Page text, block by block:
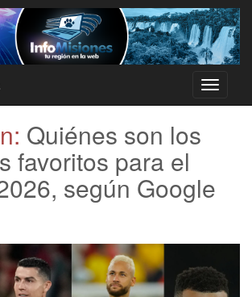
Toggle
Quiénes son los
favoritos para el
según Google